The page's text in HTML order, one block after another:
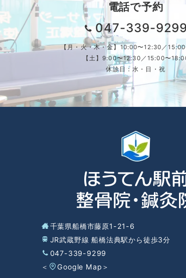
電話で予約
047-339-9299
【月・火・木・金】10:00〜12:30／
【土】9:00〜12:30／15:00〜
休診日：水・日・祝
千葉県船橋市藤原1-21-6
JR武蔵野線 船橋法典駅から徒歩3分
047-339-9299
＜
Google Map ＞